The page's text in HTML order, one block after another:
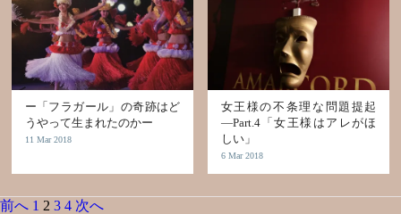
ー「フラガール」の奇跡はど
うやって生まれたのかー
11 Mar 2018
女王様の不条理な問題提起
―Part.4「女王様はアレがほ
しい」
6 Mar 2018
前へ 1 2 3 4 次へ